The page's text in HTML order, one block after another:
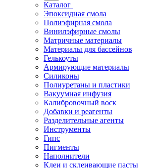
Каталог
Эпоксидная смола
Полиэфирная смола
Винилэфирные смолы
Матричные материалы
Материалы для бассейнов
Гелькоуты
Армирующие материалы
Силиконы
Полиуретаны и пластики
Вакуумная инфузия
Калибровочный воск
Добавки и реагенты
Разделительные агенты
Инструменты
Гипс
Пигменты
Наполнители
Клеи и склеивающие пасты